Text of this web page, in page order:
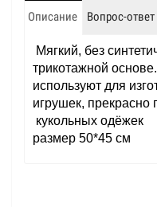
Описание Вопрос-ответ
Мягкий, без
трикотажной основе.
используют для
игрушек,
кукольных одёжек
размер 50*45 см